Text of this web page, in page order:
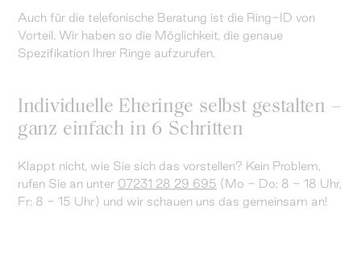
Auch für die telefonische Beratung ist die Ring-ID von
Vorteil. Wir haben so die Möglichkeit, die genaue
Spezifikation Ihrer Ringe aufzurufen.
Individuelle Eheringe selbst gestalten –
ganz einfach in 6 Schritten
Klappt nicht, wie Sie sich das vorstellen? Kein Problem,
rufen Sie an unter 07231 28 29 695 (Mo - Do: 8 - 18 Uhr,
Fr: 8 - 15 Uhr) und wir schauen uns das gemeinsam an!